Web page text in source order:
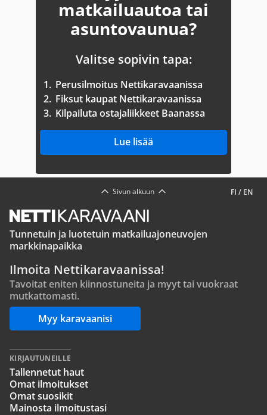
matkailuautoa tai
asuntovaunua?
Valitse sopivin tapa:
1. Perusilmoitus Nettikaravaanissa
2. Fiksut kaupat Nettikaravaanissa
3. Kilpailuta ostajaliikkeet Baanassa
Lue lisää
FI / EN
Sivun alkuun
Tunnetuin ja luotetuin matkailuajoneuvojen
markkinapaikka
Ilmoita Nettikaravaanissa!
Tavoitat eniten kiinnostuneita ja myyt tai vuokraat
mutkattomasti.
Myy karavaanisi
KIRJAUTUNEILLE
Tallennetut haut
Omat ilmoitukset
Omat suosikit
Mainosta ilmoitustasi